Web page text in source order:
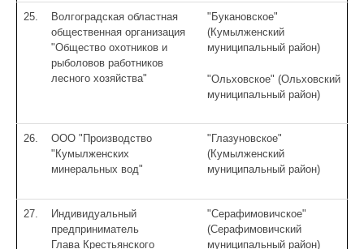
25.
Волгоградская областная
общественная организация
"Общество охотников и
рыболовов работников
лесного хозяйства"
"Букановское"
(Кумылженский
муниципальный район)
"Ольховское" (Ольховский
муниципальный район)
26.
ООО "Производство
"Кумылженских
минеральных вод"
"Глазуновское"
(Кумылженский
муниципальный район)
27.
Индивидуальный
предприниматель
Глава Крестьянского
"Серафимовичское"
(Серафимовичский
муниципальный район)